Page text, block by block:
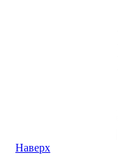
Наверх